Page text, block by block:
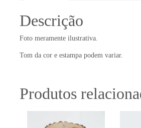
Descrição
Foto meramente ilustrativa.
Tom da cor e estampa podem variar.
Produtos